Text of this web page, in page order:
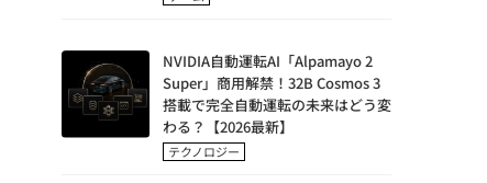
NVIDIA自動運転AI「Alpamayo 2
Super」商用解禁！32B Cosmos 3
搭載で完全自動運転の未来はどう変
わる？【2026最新】
テクノロジー